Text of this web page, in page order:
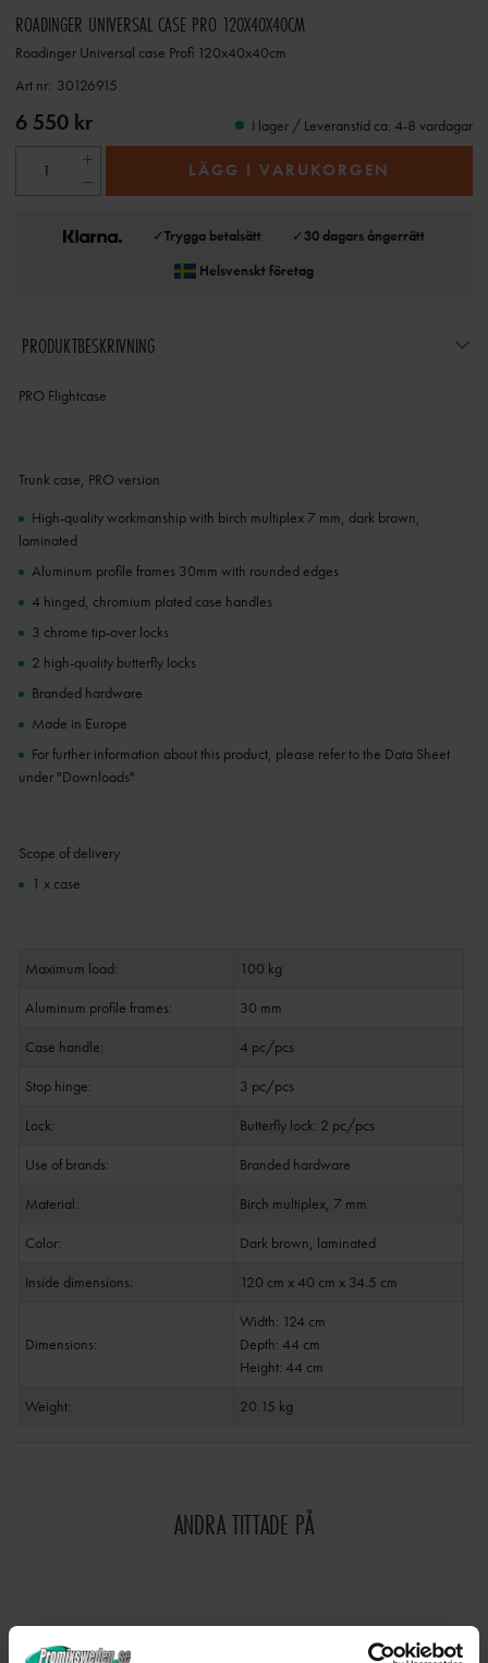
ROADINGER UNIVERSAL CASE PRO 120X40X40CM
Roadinger Universal case Profi 120x40x40cm
Art nr: 30126915
6 550 kr I lager / Leveranstid ca. 4-8 vardagar
LÄGG I VARUKORGEN
✓Trygga betalsätt ✓30 dagars ångerrätt
Helsvenskt företag
PRODUKTBESKRIVNING
PRO Flightcase
Trunk case, PRO version
High-quality workmanship with birch multiplex 7 mm, dark brown,
laminated
Aluminum profile frames 30mm with rounded edges
4 hinged, chromium plated case handles
3 chrome tip-over locks
2 high-quality butterfly locks
Branded hardware
Made in Europe
For further information about this product, please refer to the Data Sheet
under "Downloads"
Scope of delivery
1 x case
Maximum load:
100 kg
Aluminum profile frames:
30 mm
Case handle:
4 pc/pcs
Stop hinge:
3 pc/pcs
Lock:
Butterfly lock: 2 pc/pcs
Use of brands:
Branded hardware
Material:
Birch multiplex, 7 mm
Color:
Dark brown, laminated
Inside dimensions:
120 cm x 40 cm x 34.5 cm
Dimensions:
Width: 124 cm
Depth: 44 cm
Height: 44 cm
Weight:
20.15 kg
ANDRA TITTADE PÅ